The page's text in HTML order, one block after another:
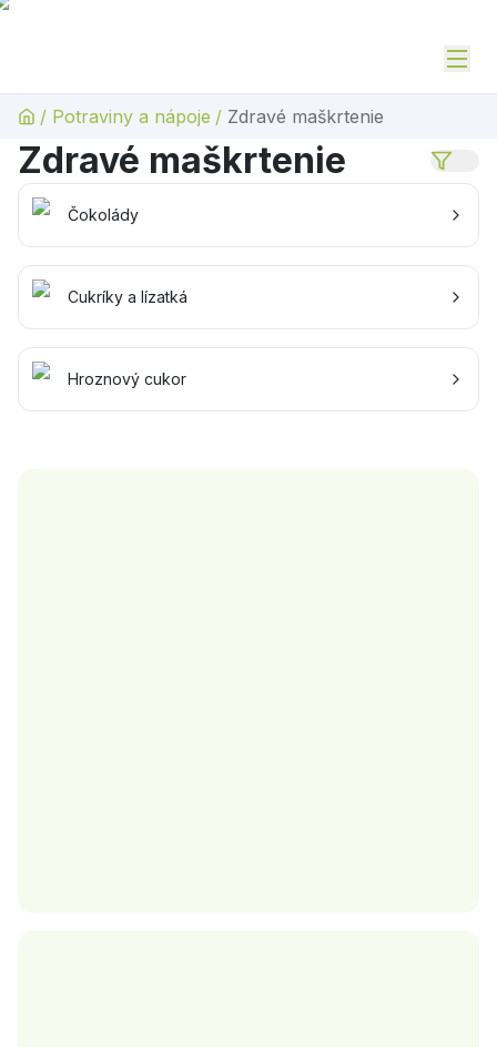
/ Potraviny a nápoje / Zdravé maškrtenie
Zdravé maškrtenie
Čokolády
Cukríky a lízatká
Hroznový cukor